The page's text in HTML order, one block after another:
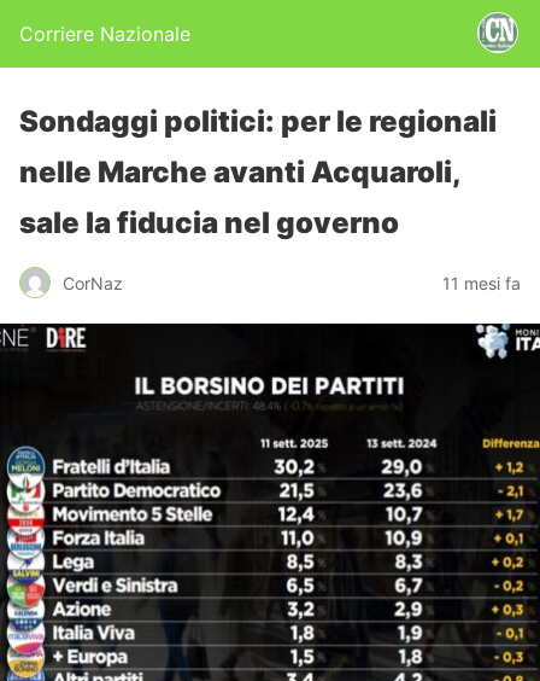
Corriere Nazionale
Sondaggi politici: per le regionali
nelle Marche avanti Acquaroli,
sale la fiducia nel governo
CorNaz 11 mesi fa